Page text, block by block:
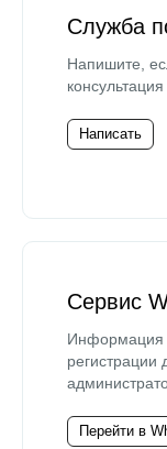
Служба
Напишите,
Написать
Сервис
Информация
регистрации
Перейти в